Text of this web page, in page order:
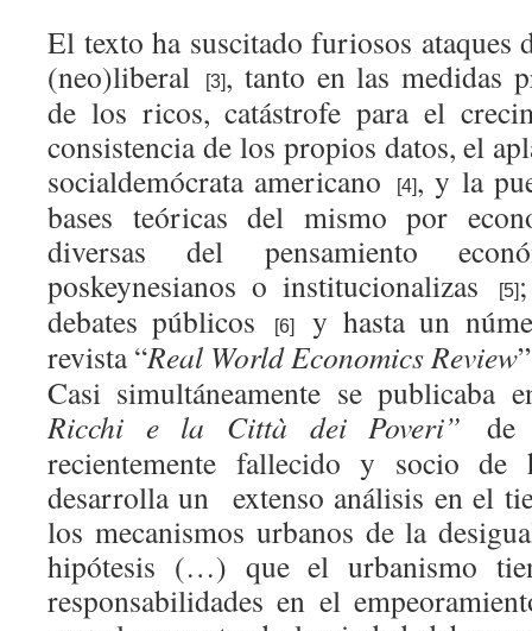
El texto ha suscitado furiosos ataques
(neo)liberal
[3], tanto en las medidas
de los ricos, catástrofe para el
consistencia de los propios datos, el
socialdemócrata americano
[4], y la
bases teóricas del mismo por
diversas del pensamiento
poskeynesianos o institucionalizas
[5]
debates públicos
[6]y hasta un
revista “Real World Economics Review
Casi simultáneamente se publicaba
Ricchi e la Città dei Poveri” de
recientemente fallecido y socio
desarrolla un extenso análisis en el
los mecanismos urbanos de la
hipótesis (…) que el urbanismo
responsabilidades en el